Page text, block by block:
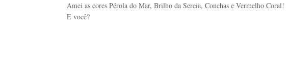
Amei as cores Pérola do Mar, Brilho da Sereia, Conchas e Vermelho Coral!
E você?